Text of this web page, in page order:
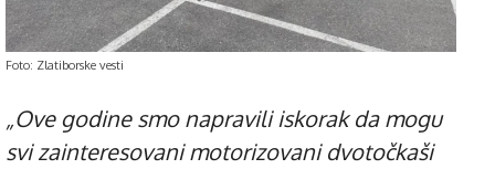
Foto: Zlatiborske vesti
„Ove godine smo napravili iskorak da mogu
svi zainteresovani motorizovani dvotočkaši